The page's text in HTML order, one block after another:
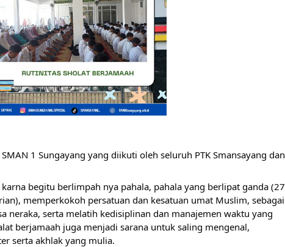
1 Sungayang yang diikuti oleh seluruh PTK Smansayang dan
begitu berlimpah nya pahala, pahala yang berlipat ganda (27
memperkokoh persatuan dan kesatuan umat Muslim, sebagai
neraka, serta melatih kedisiplinan dan manajemen waktu yang
berjamaah juga menjadi sarana untuk saling mengenal,
serta akhlak yang mulia.